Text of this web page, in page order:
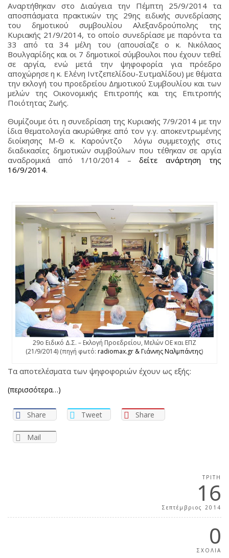
Αναρτήθηκαν στο Διαύγεια την Πέμπτη 25/9/2014 τα
αποσπάσματα πρακτικών της 29ης ειδικής συνεδρίασης
του δημοτικού συμβουλίου Αλεξανδρούπολης της
Κυριακής 21/9/2014, το οποίο συνεδρίασε με παρόντα τα
33 από τα 34 μέλη του (απουσίαζε ο κ. Νικόλαος
Βουλγαρίδης και οι 7 δημοτικοί σύμβουλοι που έχουν τεθεί
σε αργία, ενώ μετά την ψηφοφορία για πρόεδρο
αποχώρησε η κ. Ελένη Ιντζεπελίδου-Συτμαλίδου) με θέματα
την εκλογή του προεδρείου Δημοτικού Συμβουλίου και των
μελών της Οικονομικής Επιτροπής και της Επιτροπής
Ποιότητας Ζωής.
Θυμίζουμε ότι η συνεδρίαση της Κυριακής 7/9/2014 με την
ίδια θεματολογία ακυρώθηκε από τον γ.γ. αποκεντρωμένης
διοίκησης Μ-Θ κ. Καρούντζο λόγω συμμετοχής στις
διαδικασίες δημοτικών συμβούλων που τέθηκαν σε αργία
αναδρομικά από 1/10/2014 –δείτε ανάρτηση της
16/9/2014.
29ο Ειδικό Δ.Σ. – Εκλογή Προεδρείου, Μελών ΟΕ και ΕΠΖ
(21/9/2014) (πηγή φωτό:radiomax.gr & Γιάννης Ναλμπάντης)
Τα αποτελέσματα των ψηφοφοριών έχουν ως εξής:
(περισσότερα…)
Share Tweet Share
Mail
ΤΡΊΤΗ
16
Σεπτέμβριος 2014
0
ΣΧΟΛΙΑ